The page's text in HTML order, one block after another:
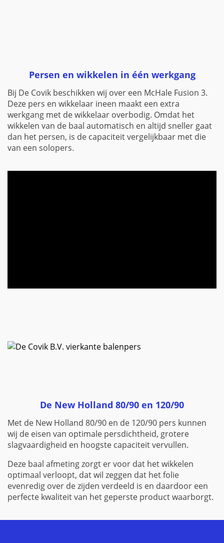
Persen en wikkelen in één werkgang
Bij De Covik beschikken wij over een McHale Fusion 3.
Deze pers en wikkelaar ineen maakt een extra
werkgang met de wikkelaar overbodig. Omdat het
wikkelen van de baal automatisch en altijd sneller gaat
dan het persen, is de capaciteit vergelijkbaar met die
van een solopers.
De New Holland 80/90 en 120/90
Met de New Holland 80/90 en de 120/90 pers kunnen
wij de eisen van optimale persdichtheid, grotere
slagvaardigheid en hoogste capaciteit vervullen.
Deze baal afmeting zorgt er voor dat het wikkelen
optimaal verloopt, dat wil zeggen dat het folie
evenredig over de zijden verdeeld is en daardoor een
perfecte kwaliteit van het geperste product waarborgt.